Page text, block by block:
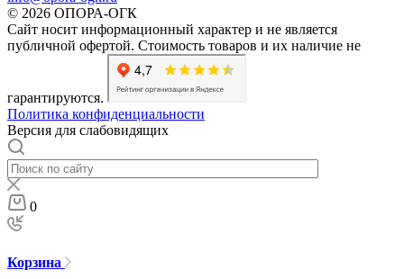
© 2026 ОПОРА-ОГК
Сайт носит информационный характер и не является
публичной офертой. Стоимость товаров и их наличие не
гарантируются.
Политика конфиденциальности
Версия для слабовидящих
0
Корзина